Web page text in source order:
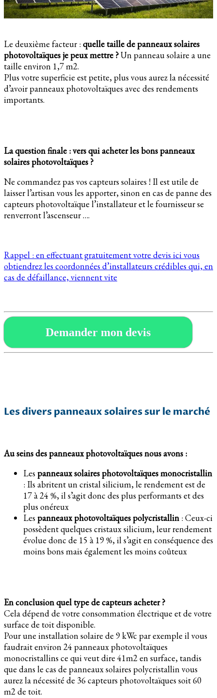
Le deuxième facteur : quelle taille de panneaux solaires
photovoltaïques je peux mettre ?Un panneau solaire a une
taille environ 1,7 m2.
Plus votre superficie est petite, plus vous aurez la nécessité
d’avoir panneaux photovoltaïques avec des rendements
importants.
La question finale : vers qui acheter les bons panneaux
solaires photovoltaïques ?
Ne commandez pas vos capteurs solaires ! Il est utile de
laisser l’artisan vous les apporter, sinon en cas de panne des
capteurs photovoltaïque l’installateur et le fournisseur se
renverront l’ascenseur ….
Rappel : en effectuant gratuitement votre devis ici vous
obtiendrez les coordonnées d’installateurs crédibles qui, en
cas de défaillance, viennent vite
Demander mon devis
Les divers panneaux solaires sur le marché
Au seins des panneaux photovoltaïques nous avons :
Les panneaux solaires photovoltaïques monocristallin
: Ils abritent un cristal silicium, le rendement est de
17 à 24 %, il s’agit donc des plus performants et des
plus onéreux
Les panneaux photovoltaïques polycristallin : Ceux-ci
possèdent quelques cristaux silicium, leur rendement
évolue donc de 15 à 19 %, il s’agit en conséquence des
moins bons mais également les moins coûteux
En conclusion quel type de capteurs acheter ?
Cela dépend de votre consommation électrique et de votre
surface de toit disponible.
Pour une installation solaire de 9 kWc par exemple il vous
faudrait environ 24 panneaux photovoltaïques
monocristallins ce qui veut dire 41m2 en surface, tandis
que dans le cas de panneaux solaires polycristallin vous
aurez la nécessité de 36 capteurs photovoltaïques soit 60
m2 de toit.